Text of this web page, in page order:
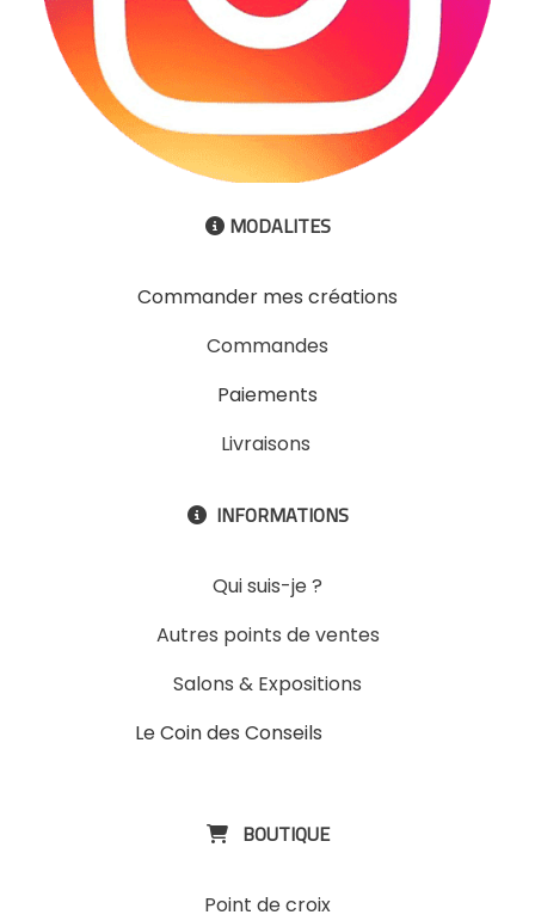
 MODALITES
Commander mes créations
Commandes
Paiements
Livraisons
 INFORMATIONS
Qui suis-je ?
Autres points de ventes
Salons & Expositions
Le Coin des Conseils
 BOUTIQUE
Point de croix